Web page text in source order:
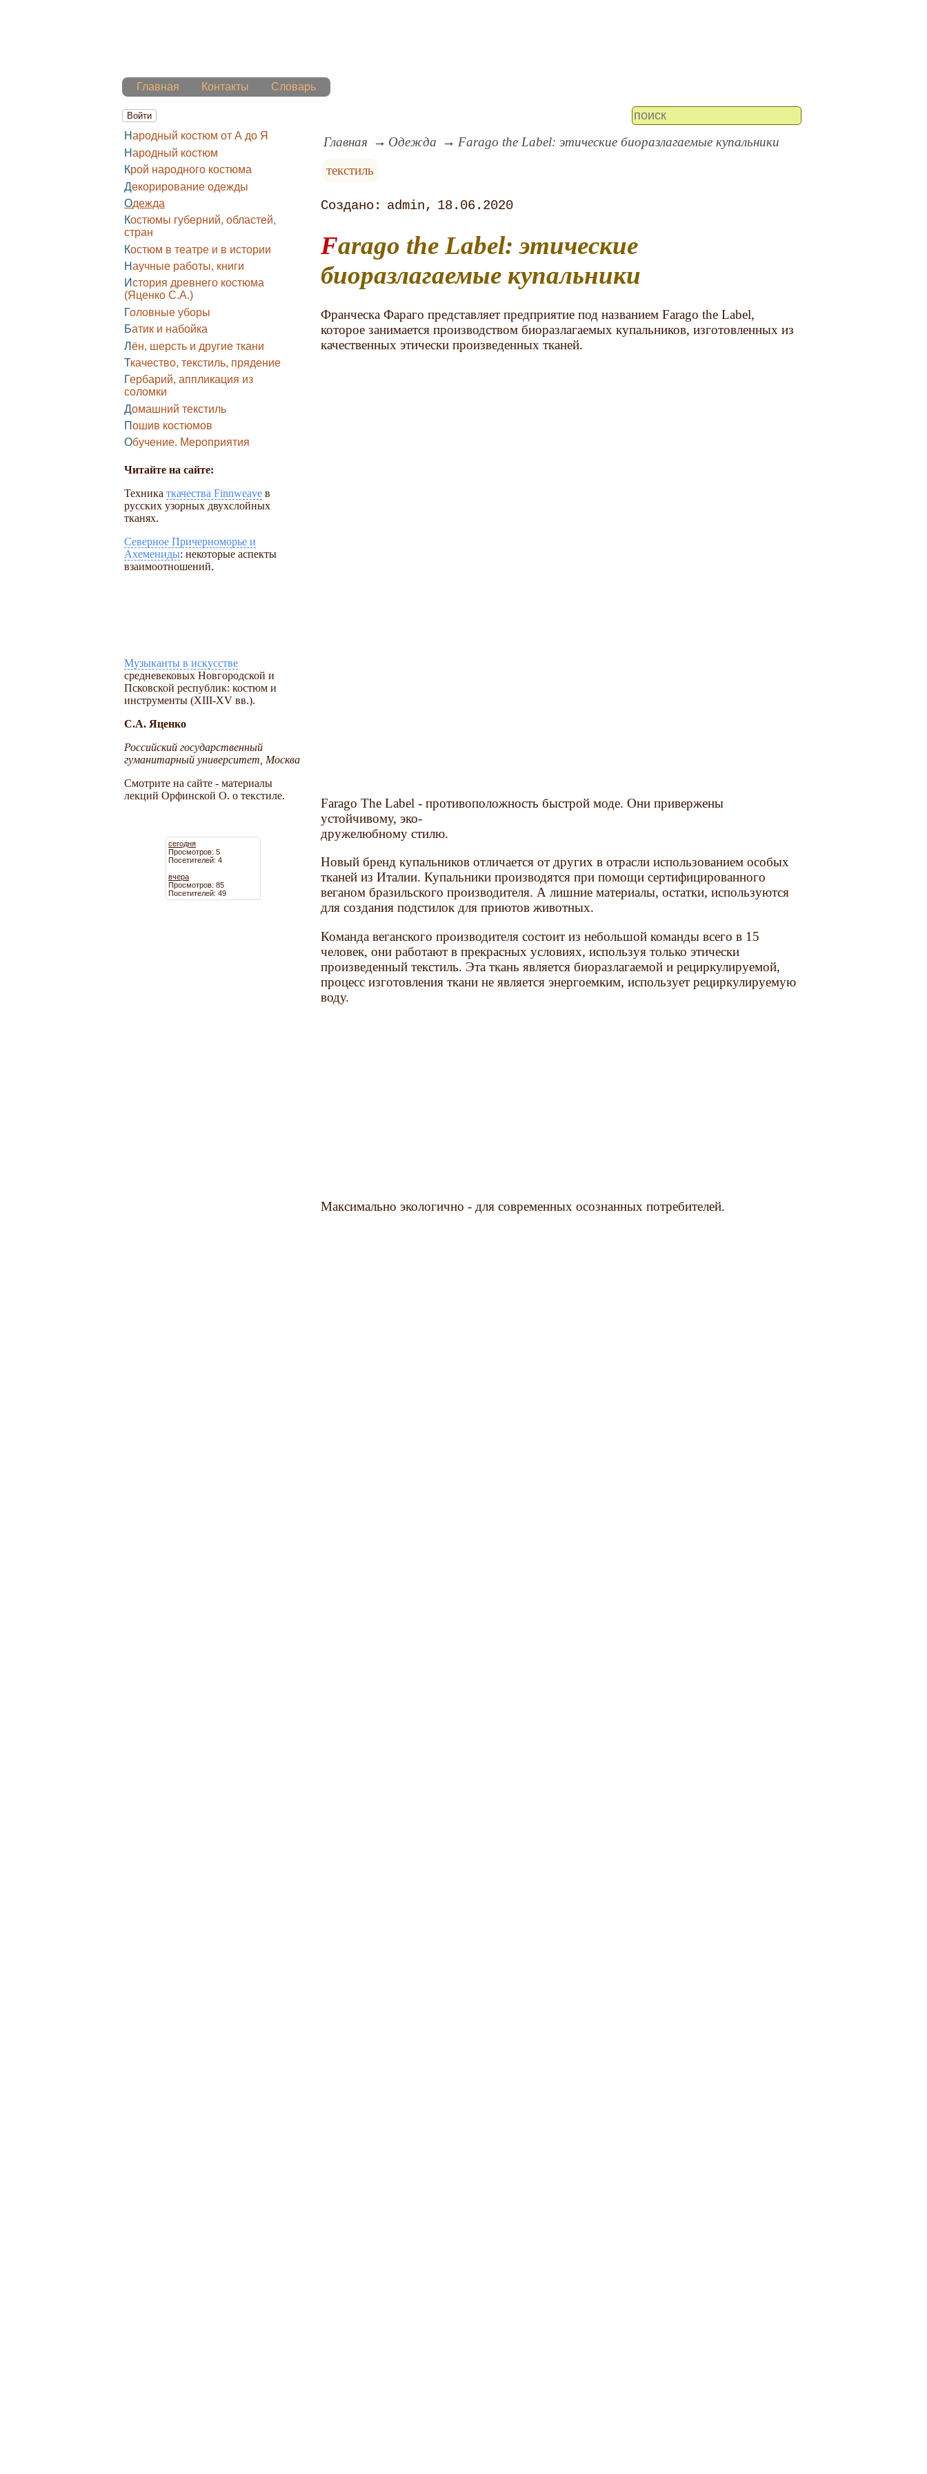
Главная Контакты Словарь
Войти
Народный костюм от А до Я
Народный костюм
Крой народного костюма
Декорирование одежды
Одежда
Костюмы губерний, областей,
стран
Костюм в театре и в истории
Научные работы, книги
История древнего костюма
(Яценко С.А.)
Головные уборы
Батик и набойка
Лён, шерсть и другие ткани
Ткачество, текстиль, прядение
Гербарий, аппликация из
соломки
Домашний текстиль
Пошив костюмов
Обучение. Мероприятия
Читайте на сайте:
Техника ткачества Finnweave в
русских узорных двухслойных
тканях.
Северное Причерноморье и
Ахемениды: некоторые аспекты
взаимоотношений.
Музыканты в искусстве
средневековых Новгородской и
Псковской республик: костюм и
инструменты (XIII-XV вв.).
С.А. Яценко
Российский государственный
гуманитарный университет, Москва
Смотрите на сайте - материалы
лекций Орфинской О. о текстиле.
сегодня
Просмотров: 5
Посетителей: 4
вчера
Просмотров: 85
Посетителей: 49
Главная Одежда
Farago the Label: этические биоразлагаемые купальники
текстиль
admin 18.06.2020
Farago the Label: этические
биоразлагаемые купальники
Франческа Фараго представляет предприятие под названием Farago the Label,
которое занимается производством биоразлагаемых купальников, изготовленных из
качественных этически произведенных тканей.
Farago The Label - противоположность быстрой моде. Они привержены
устойчивому, эко-
дружелюбному стилю.
Новый бренд купальников отличается от других в отрасли использованием особых
тканей из Италии. Купальники производятся при помощи сертифицированного
веганом бразильского производителя. А лишние материалы, остатки, используются
для создания подстилок для приютов животных.
Команда веганского производителя состоит из небольшой команды всего в 15
человек, они работают в прекрасных условиях, используя только этически
произведенный текстиль. Эта ткань является биоразлагаемой и рециркулируемой,
процесс изготовления ткани не является энергоемким, использует рециркулируемую
воду.
Максимально экологично - для современных осознанных потребителей.